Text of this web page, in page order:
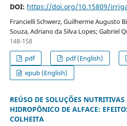
DOI: https://doi.org/10.15809/
Francielli Schwerz, Guilherme Augusto
Souza, Adriano da Silva Lopes; Gabriel
148-158
pdf
pdf (English)
epub (English)
REÚSO DE SOLUÇÕES
HIDROPÔNICO DE ALFACE:
COLHEITA